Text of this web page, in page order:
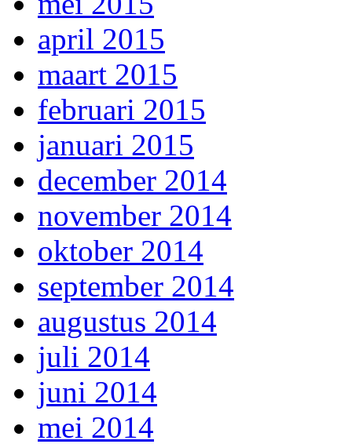
april 2015
maart 2015
februari 2015
januari 2015
december 2014
november 2014
oktober 2014
september 2014
augustus 2014
juli 2014
juni 2014
mei 2014